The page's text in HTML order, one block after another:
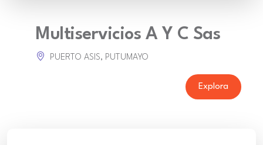
Multiservicios A Y C Sas
PUERTO ASIS, PUTUMAYO
Explora